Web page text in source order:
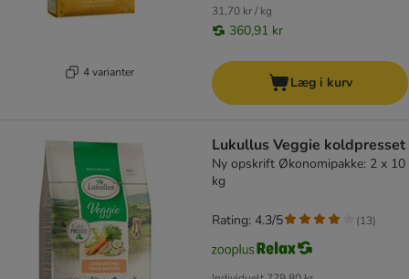
4 varianter
31,70 kr / kg
360,91 kr
Læg i kurv
Lukullus Veggie koldpresset
Ny opskrift Økonomipakke: 2 x 10
kg
Rating: 4.3/5 (13)